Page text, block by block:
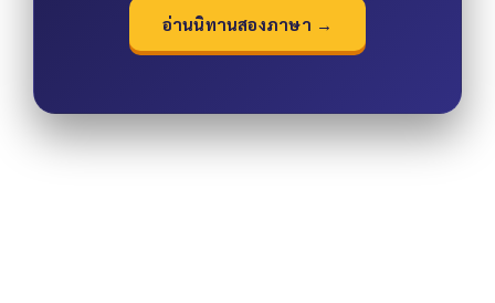
อ่านนิทานสองภาษา →